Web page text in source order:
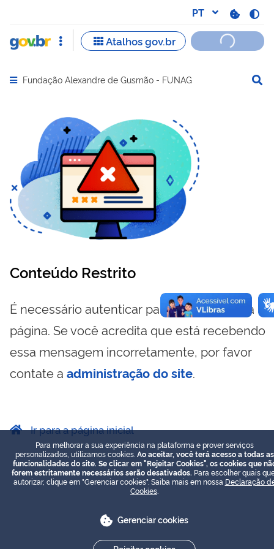
Abrir menu principal de navegação
Fundação Alexandre de Gusmão - FUNAG
Conteúdo Restrito
É necessário autenticar para visualizar essa
página. Se você acredita que está recebendo
essa mensagem incorretamente, por favor
contate a administração do site.
Ir para a página inicial
Para melhorar a sua experiência na plataforma e prover serviços
personalizados, utilizamos cookies. Ao aceitar, você terá acesso a todas as
funcionalidades do site. Se clicar em "Rejeitar Cookies", os cookies que
forem estritamente necessários serão desativados. Para escolher quais
autorizar, clique em "Gerenciar cookies". Saiba mais em nossa Declaração
Cookies
Gerenciar cookies